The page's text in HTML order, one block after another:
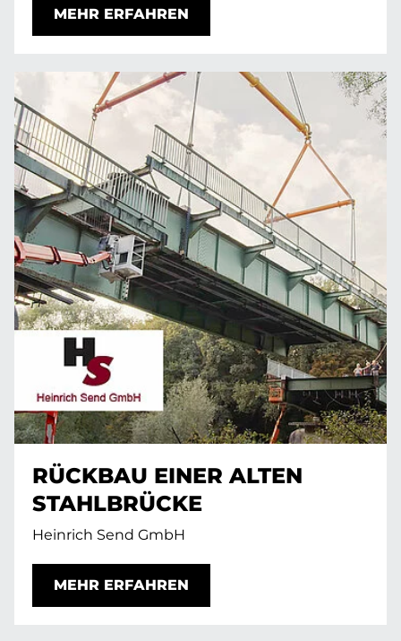
MEHR ERFAHREN
RÜCKBAU EINER ALTEN
STAHLBRÜCKE
Heinrich Send GmbH
MEHR ERFAHREN